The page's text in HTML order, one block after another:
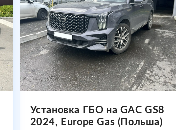
Установка ГБО на GAC GS8
2024, Europe Gas (Польша)